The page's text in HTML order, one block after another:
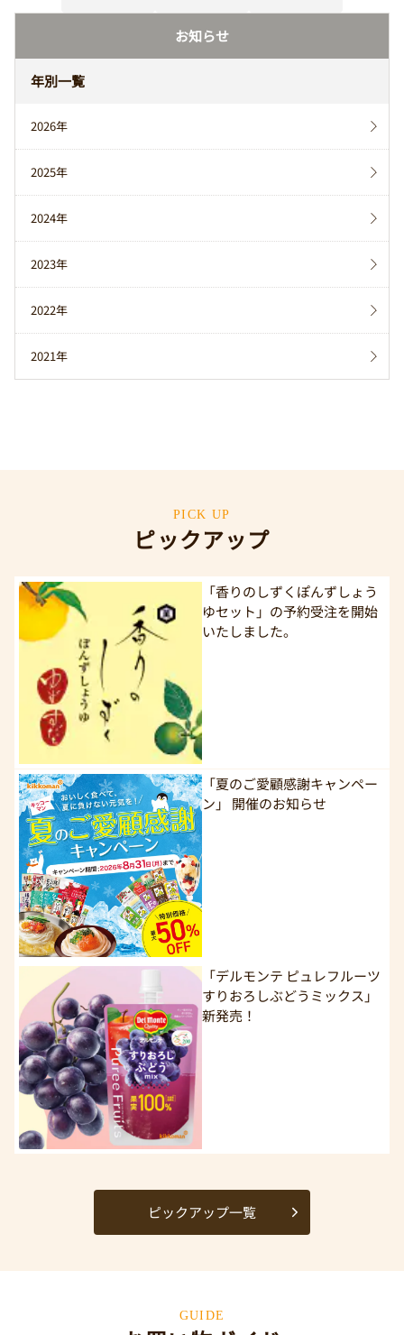
お知らせ
年別一覧
2026年
2025年
2024年
2023年
2022年
2021年
PICK UP
ピックアップ
「香りのしずくぽんずしょう
ゆセット」の予約受注を開始
いたしました。
「夏のご愛顧感謝キャンペー
ン」 開催のお知らせ
「デルモンテ ピュレフルーツ
すりおろしぶどうミックス」
新発売！
ピックアップ一覧
GUIDE